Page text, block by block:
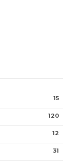
15
120
12
31